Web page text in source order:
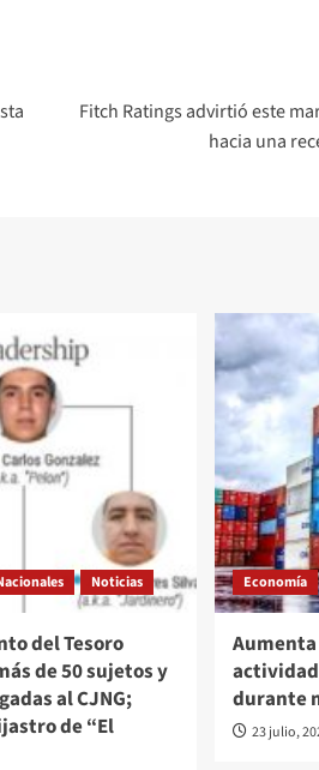
Fitch Ratings advirtió este
hacia una
Noticias
del Tesoro
de 50 sujetos y
al CJNG;
de “El
Economía
durante
23 julio,